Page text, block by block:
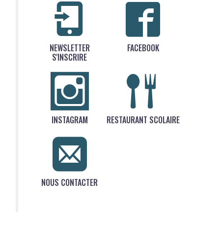
NEWSLETTER
S'INSCRIRE
FACEBOOK
INSTAGRAM RESTAURANT SCOLAIRE
NOUS CONTACTER